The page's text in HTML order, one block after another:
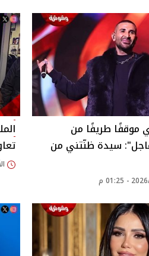
موقفًا طريفًا من
سيدة ظنّتني من